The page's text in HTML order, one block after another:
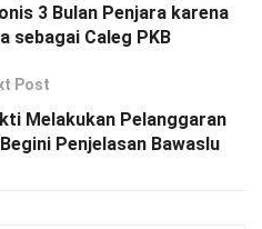
3 Bulan Penjara karena
sebagai Caleg PKB
Post
Melakukan Pelanggaran
Penjelasan Bawaslu